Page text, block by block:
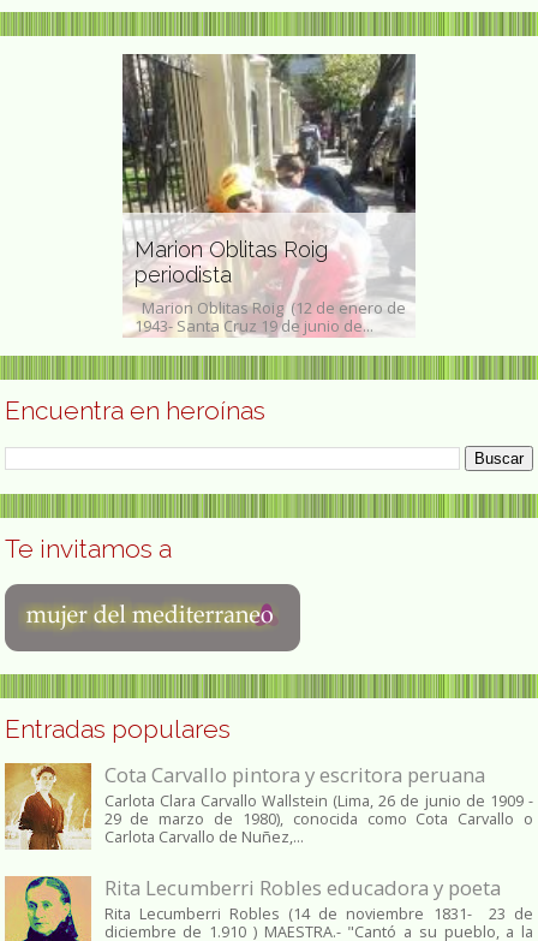
Marion Oblitas Roig
periodista
Marion Oblitas Roig (12 de enero de
1943- Santa Cruz 19 de junio de...
Encuentra en heroínas
Te invitamos a
Entradas populares
Cota Carvallo pintora y escritora peruana
Carlota Clara Carvallo Wallstein (Lima, 26 de junio de 1909 -
29 de marzo de 1980), conocida como Cota Carvallo o
Carlota Carvallo de Nuñez,...
Rita Lecumberri Robles educadora y poeta
Rita Lecumberri Robles (14 de noviembre 1831- 23 de
diciembre de 1.910 ) MAESTRA.- "Cantó a su pueblo, a la